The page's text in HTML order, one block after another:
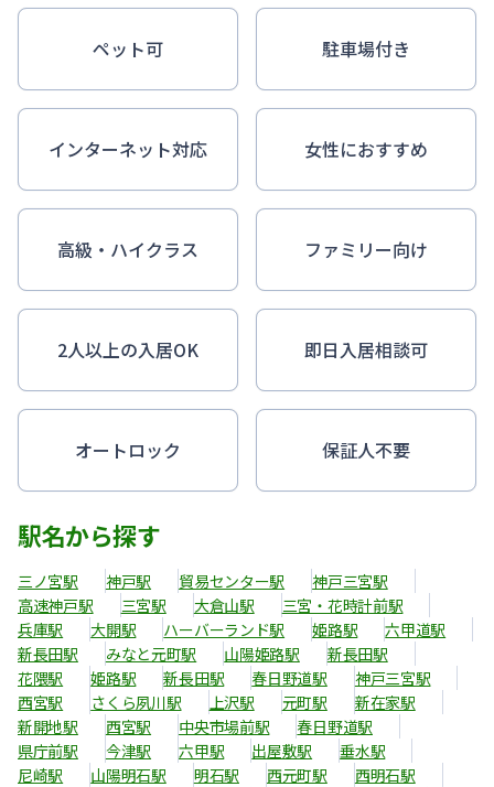
ペット可 駐車場付き
インターネット対応 女性におすすめ
高級・ハイクラス ファミリー向け
2人以上の入居OK 即日入居相談可
オートロック 保証人不要
駅名から探す
三ノ宮駅 神戸駅 貿易センター駅
神戸三宮駅
高速神戸駅
三宮駅 大倉山駅
三宮・花時計前駅
兵庫駅
大開駅 ハーバーランド駅 姫路駅
六甲道駅
新長田駅
みなと元町駅 山陽姫路駅
新長田駅
花隈駅
姫路駅 新長田駅 春日野道駅
神戸三宮駅
西宮駅
さくら夙川駅 上沢駅 元町駅
新在家駅
新開地駅
西宮駅 中央市場前駅
春日野道駅
県庁前駅
今津駅 六甲駅 出屋敷駅
垂水駅
尼崎駅
山陽明石駅 明石駅 西元町駅
西明石駅